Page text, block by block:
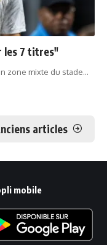
les 7 titres"
zone mixte du stade…
articles
mobile